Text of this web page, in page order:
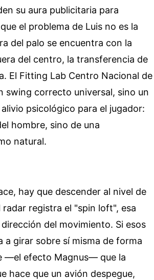
su aura publicitaria para
el problema de Luis no es la
del palo se encuentra con la
del centro, la transferencia de
El Fitting Lab Centro Nacional de
swing correcto universal, sino un
psicológico para el jugador:
hombre, sino de una
natural.
hay que descender al nivel de
registra el "spin loft", esa
del movimiento. Si esos
a girar sobre sí misma de forma
—el efecto Magnus— que la
hace que un avión despegue,